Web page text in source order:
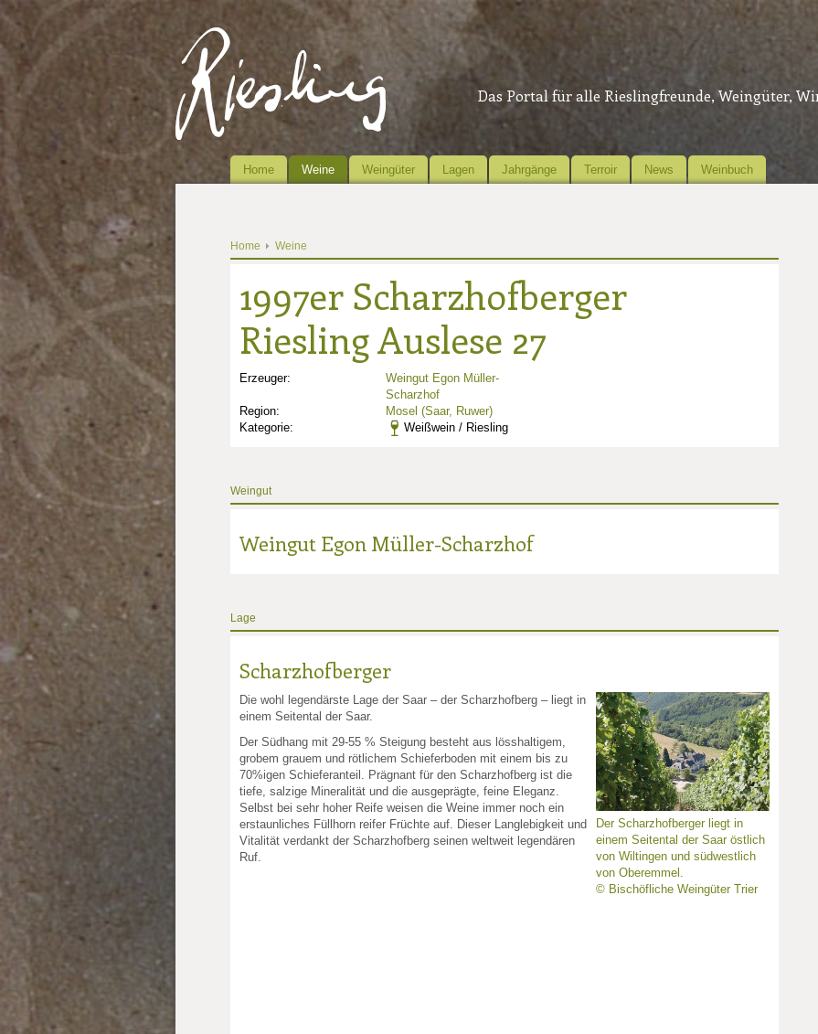
Das Portal für alle Rieslingfreunde, Weingüter,
Home Weine Weingüter Lagen Jahrgänge Terroir News Weinbuch
Home Weine
1997er Scharzhofberger
Riesling Auslese 27
Erzeuger:
Weingut Egon Müller-
Scharzhof
Region:
Mosel (Saar, Ruwer)
Kategorie:
Weißwein / Riesling
Weingut
Weingut Egon Müller-Scharzhof
Lage
Scharzhofberger
Der Scharzhofberger liegt in
einem Seitental der Saar östlich
von Wiltingen und südwestlich
von Oberemmel.
© Bischöfliche Weingüter Trier
Die wohl legendärste Lage der Saar – der Scharzhofberg – liegt in
einem Seitental der Saar.
Der Südhang mit 29-55 % Steigung besteht aus lösshaltigem,
grobem grauem und rötlichem Schieferboden mit einem bis zu
70%igen Schieferanteil. Prägnant für den Scharzhofberg ist die
tiefe, salzige Mineralität und die ausgeprägte, feine Eleganz.
Selbst bei sehr hoher Reife weisen die Weine immer noch ein
erstaunliches Füllhorn reifer Früchte auf. Dieser Langlebigkeit und
Vitalität verdankt der Scharzhofberg seinen weltweit legendären
Ruf.
3
3
Punkte: 3
Punkte: 5
Punkte: 5
Millau Punkte: 5
Gault-Millau Punkte: 5